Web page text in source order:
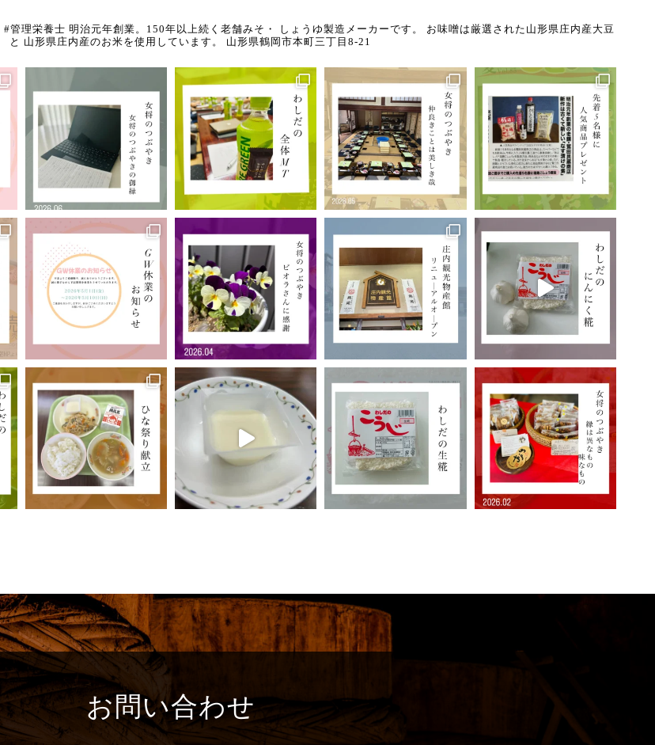
#管理栄養士 明治元年創業。150年以上続く老舗みそ・ しょうゆ製造メーカーです。
お味噌は厳選された山形県庄内産大豆
と 山形県庄内産のお米を使用しています。 山形県鶴岡市本町三丁目8-21
お問い合わせ